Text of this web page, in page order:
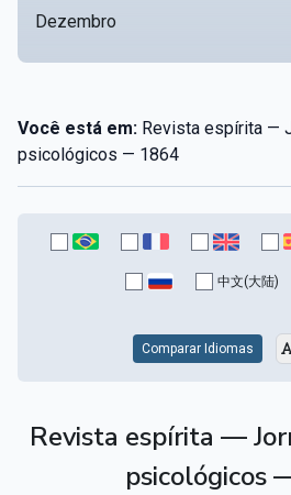
Dezembro
Você está em: Revista espírita —
psicológicos — 1864
中文(大陆)
Comparar Idiomas
Revista espírita —
psicológicos